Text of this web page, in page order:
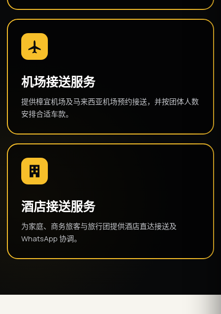
机场接送服务
提供樟宜机场及马来西亚机场预约接送，并按团体人数
安排合适车款。
酒店接送服务
为家庭、商务旅客与旅行团提供酒店直达接送及
WhatsApp 协调。